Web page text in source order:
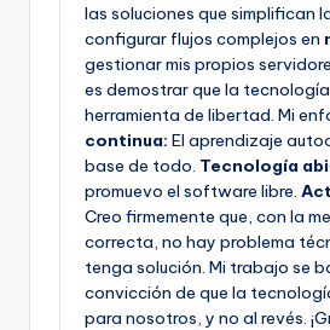
las soluciones que simplifican
configurar flujos complejos en
gestionar mis propios
es demostrar que la
herramienta de libertad. Mi
continua: El aprendizaje
base de todo. Tecnología
promuevo el software libre.
Creo firmemente que, con la
correcta, no hay problema
tenga solución. Mi trabajo se
convicción de que la
para nosotros, y no al revés.